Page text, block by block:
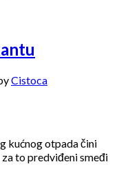
Cistoca
kućnog otpada čini
to predviđeni smeđi